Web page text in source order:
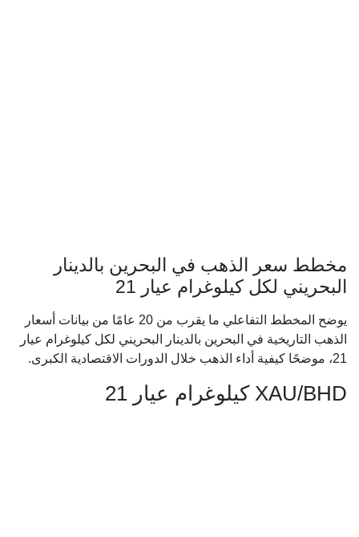
مخطط سعر الذهب في البحرين بالدينار
البحريني لكل كيلوغرام عيار 21
يوضح المخطط التفاعلي ما يقرب من 20 عامًا من بيانات أسعار
الذهب التاريخية في البحرين بالدينار البحريني لكل كيلوغرام عيار
21، موضحًا كيفية أداء الذهب خلال الدورات الاقتصادية الكبرى.
XAU/BHD كيلوغرام عيار 21